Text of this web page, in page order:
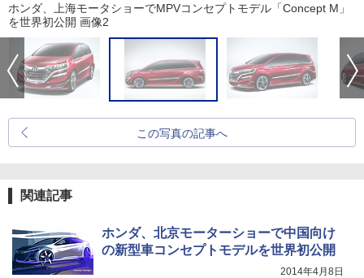
ホンダ、上海モータショーでMPVコンセプトモデル「Concept M」
を世界初公開 画像2
この写真の記事へ
関連記事
ホンダ、北京モーターショーで中国向け
の新型車コンセプトモデルを世界初公開
2014年4月8日